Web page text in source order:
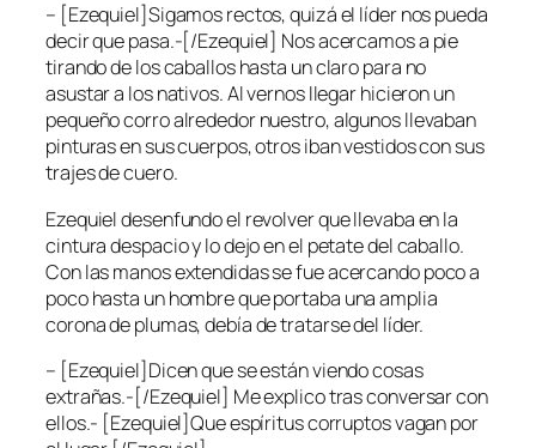
– [Ezequiel]Sigamos rectos, quizá el líder nos pueda
decir que pasa.-[/Ezequiel] Nos acercamos a pie
tirando de los caballos hasta un claro para no
asustar a los nativos. Al vernos llegar hicieron un
pequeño corro alrededor nuestro, algunos llevaban
pinturas en sus cuerpos, otros iban vestidos con sus
trajes de cuero.
Ezequiel desenfundo el revolver que llevaba en la
cintura despacio y lo dejo en el petate del caballo.
Con las manos extendidas se fue acercando poco a
poco hasta un hombre que portaba una amplia
corona de plumas, debía de tratarse del líder.
– [Ezequiel]Dicen que se están viendo cosas
extrañas.-[/Ezequiel] Me explico tras conversar con
ellos.- [Ezequiel]Que espíritus corruptos vagan por